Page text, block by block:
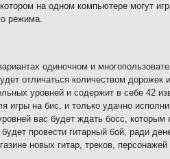
на одном компьютере могут
режима.
одиночном и
отличаться количеством дорожек
уровней и содержит в себе 42
игры на бис, и только удачно
вас будет ждать босс, которым
провести гитарный бой, ради
новых гитар, треков,